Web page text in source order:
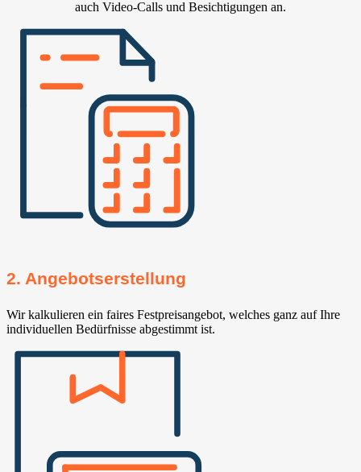
auch Video-Calls und Besichtigungen an.
2. Angebotserstellung
Wir kalkulieren ein faires Festpreisangebot, welches ganz auf Ihre
individuellen Bedürfnisse abgestimmt ist.